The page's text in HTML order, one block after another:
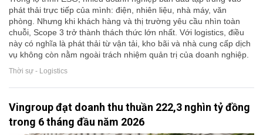
phát thải trực tiếp của mình: điện, nhiên liệu, nhà máy, văn
phòng. Nhưng khi khách hàng và thị trường yêu cầu nhìn toàn
chuỗi, Scope 3 trở thành thách thức lớn nhất. Với logistics, điều
này có nghĩa là phát thải từ vận tải, kho bãi và nhà cung cấp dịch
vụ không còn nằm ngoài trách nhiệm quản trị của doanh nghiệp.
Thời sự - Logistics
Vingroup đạt doanh thu thuần 222,3 nghìn tỷ đồng
trong 6 tháng đầu năm 2026